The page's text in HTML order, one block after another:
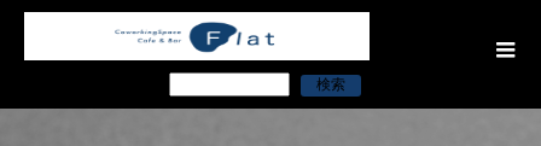
検索